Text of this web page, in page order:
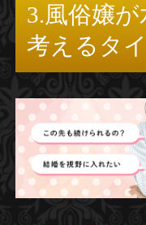
3.風俗嬢
考えるタ